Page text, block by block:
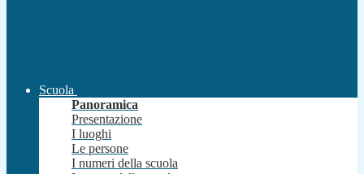
Scuola
Panoramica
Presentazione
I luoghi
Le persone
I numeri della scuola